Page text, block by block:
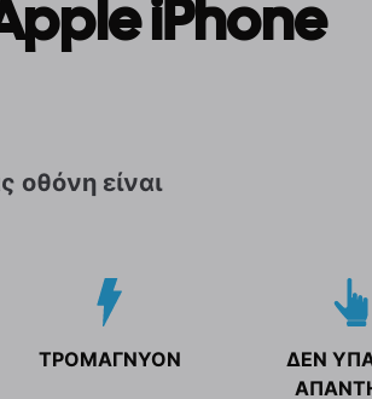
iPhone
οθόνη είναι
ΤΡΟΜΑΓΝΥΟΝ
ΔΕΝ